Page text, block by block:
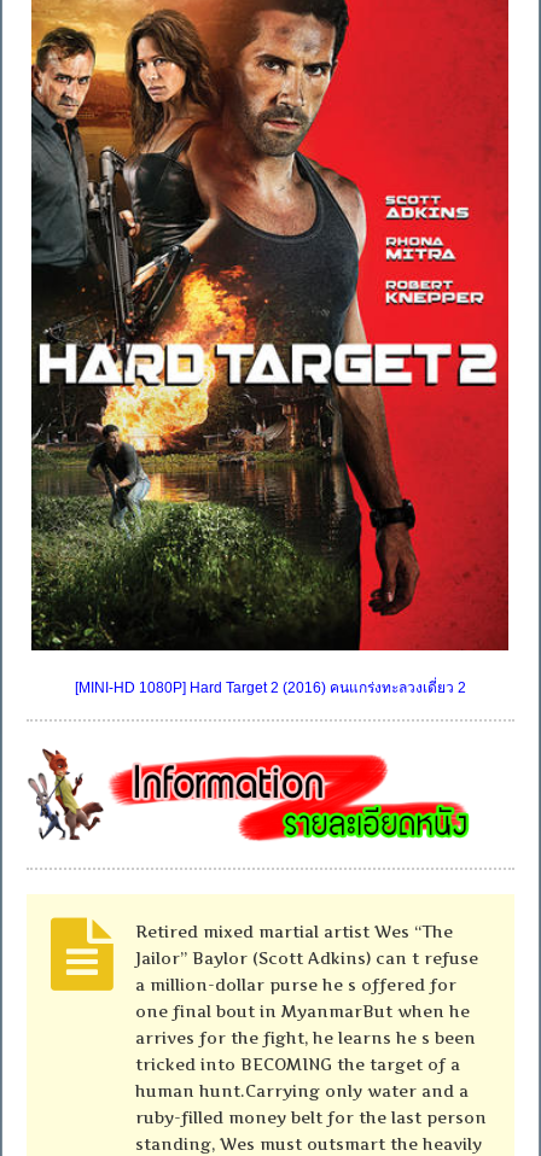
[MINI-HD 1080P] Hard Target 2 (2016) คนแกร่งทะลวงเดี่ยว 2
Retired mixed martial artist Wes “The
Jailor” Baylor (Scott Adkins) can t refuse
a million-dollar purse he s offered for
one final bout in MyanmarBut when he
arrives for the fight, he learns he s been
tricked into BECOMING the target of a
human hunt.Carrying only water and a
ruby-filled money belt for the last person
standing, Wes must outsmart the heavily